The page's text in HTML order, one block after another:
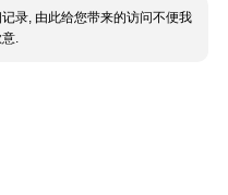
录, 由此给您带来的访问不便我
.